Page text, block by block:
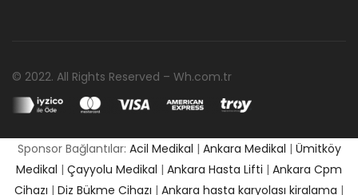
© 2022. All Rights Reserved – Wh.com.tr
Sponsor Bağlantılar: Acil Medikal | Ankara Medikal | Ümitköy
Medikal | Çayyolu Medikal | Ankara Hasta Lifti | Ankara Cpm
Cihazı | Diz Bükme Cihazı | Ankara hasta karyolası kiralama |